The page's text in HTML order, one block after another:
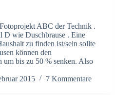
ABC der Technik .
D wie Duschbrause . Eine
zu finden ist/sein sollte
können den
um bis zu 50 % senken. Also
2015 7 Kommentare